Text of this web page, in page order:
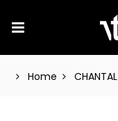
Home CHANTAL